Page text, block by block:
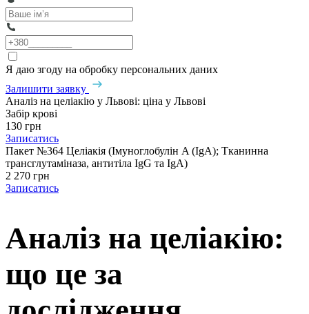
Я даю згоду на обробку персональних даних
Залишити заявку
Аналіз на целіакію у Львові: ціна у Львові
Забір крові
130 грн
Записатись
Пакет №364 Целіакія (Імуноглобулін A (IgA); Тканинна
трансглутаміназа, антитіла IgG та IgA)
2 270 грн
Записатись
Аналіз на целіакію:
що це за